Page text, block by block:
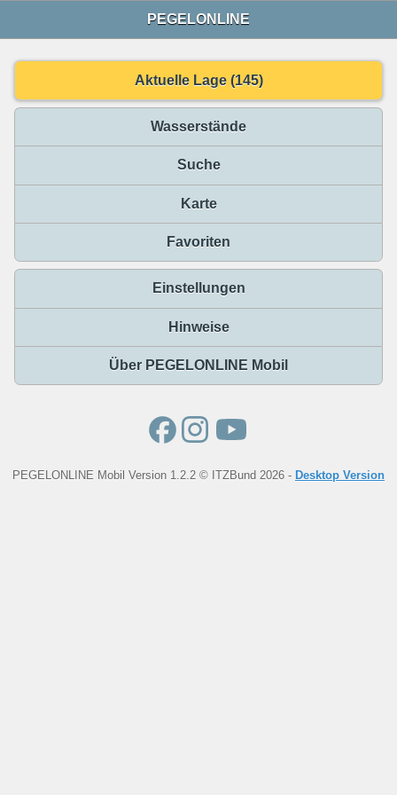
PEGELONLINE
Aktuelle Lage (145)
Wasserstände
Suche
Karte
Favoriten
Einstellungen
Hinweise
Über PEGELONLINE Mobil
PEGELONLINE Mobil Version 1.2.2 © ITZBund 2026 - Desktop Version